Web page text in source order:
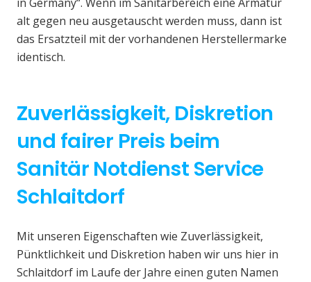
alt gegen neu ausgetauscht werden muss, dann ist
das Ersatzteil mit der vorhandenen Herstellermarke
identisch.
Zuverlässigkeit, Diskretion
und fairer Preis beim
Sanitär Notdienst Service
Schlaitdorf
Mit unseren Eigenschaften wie Zuverlässigkeit,
Pünktlichkeit und Diskretion haben wir uns hier in
Schlaitdorf im Laufe der Jahre einen guten Namen